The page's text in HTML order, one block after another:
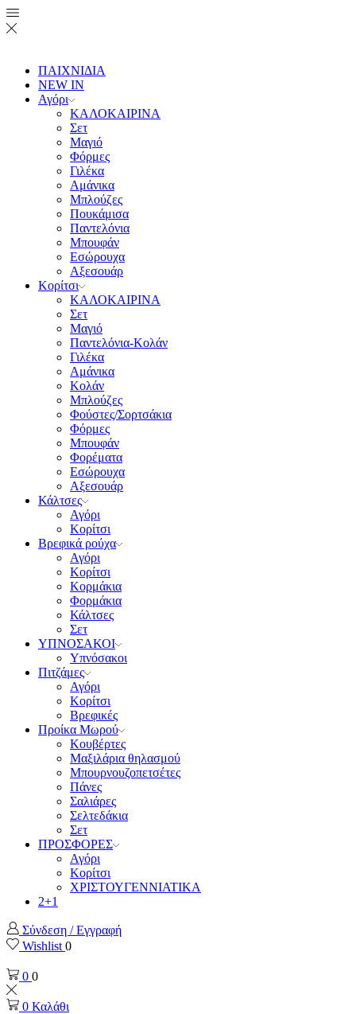
ΠΑΙΧΝΙΔΙΑ
NEW IN
Αγόρι
ΚΑΛΟΚΑΙΡΙΝΑ
Σετ
Μαγιό
Φόρμες
Γιλέκα
Αμάνικα
Μπλούζες
Πουκάμισα
Παντελόνια
Μπουφάν
Εσώρουχα
Αξεσουάρ
Κορίτσι
ΚΑΛΟΚΑΙΡΙΝΑ
Σετ
Μαγιό
Παντελόνια-Κολάν
Γιλέκα
Αμάνικα
Κολάν
Μπλούζες
Φούστες/Σορτσάκια
Φόρμες
Μπουφάν
Φορέματα
Εσώρουχα
Αξεσουάρ
Κάλτσες
Αγόρι
Κορίτσι
Βρεφικά ρούχα
Αγόρι
Κορίτσι
Κορμάκια
Φορμάκια
Κάλτσες
Σετ
ΥΠΝΟΣΑΚΟΙ
Υπνόσακοι
Πιτζάμες
Αγόρι
Κορίτσι
Βρεφικές
Προίκα Μωρού
Κουβέρτες
Μαξιλάρια θηλασμού
Μπουρνουζοπετσέτες
Πάνες
Σαλιάρες
Σελτεδάκια
Σετ
ΠΡΟΣΦΟΡΕΣ
Αγόρι
Κορίτσι
ΧΡΙΣΤΟΥΓΕΝΝΙΑΤΙΚΑ
2+1
Σύνδεση / Εγγραφή
Wishlist 0
0 0
0 Καλάθι